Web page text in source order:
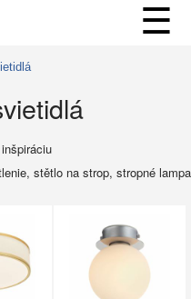
☰
stětlo na strop, stropné lampa